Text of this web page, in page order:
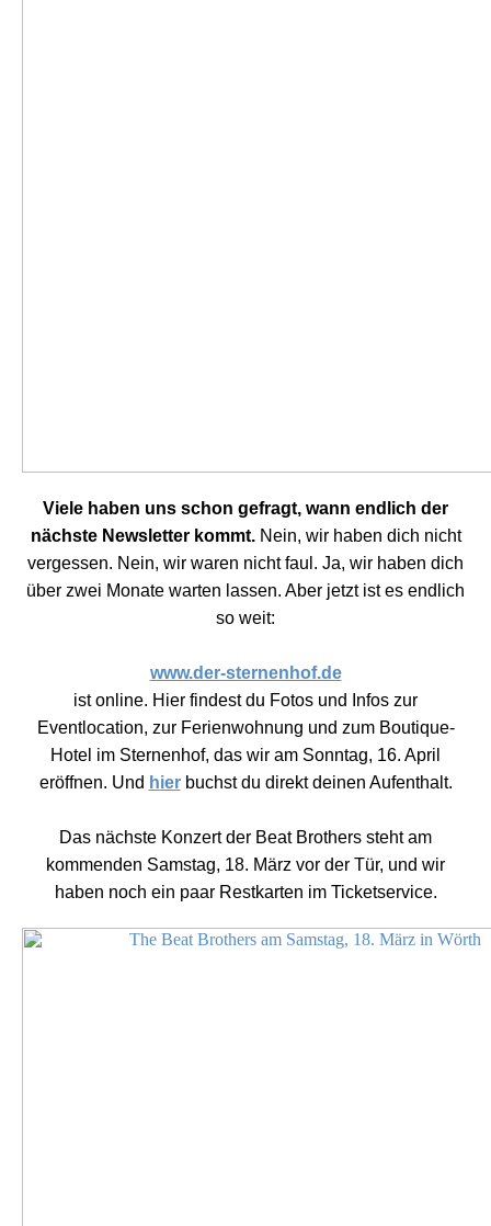
Viele haben uns schon gefragt, wann endlich der
nächste Newsletter kommt. Nein, wir haben dich nicht
vergessen. Nein, wir waren nicht faul. Ja, wir haben dich
über zwei Monate warten lassen. Aber jetzt ist es endlich
so weit:
www.der-sternenhof.de
ist online. Hier findest du Fotos und Infos zur
Eventlocation, zur Ferienwohnung und zum Boutique-
Hotel im Sternenhof, das wir am Sonntag, 16. April
eröffnen. Und hierbuchst du direkt deinen Aufenthalt.
Das nächste Konzert der Beat Brothers steht am
kommenden Samstag, 18. März vor der Tür, und wir
haben noch ein paar Restkarten im Ticketservice.